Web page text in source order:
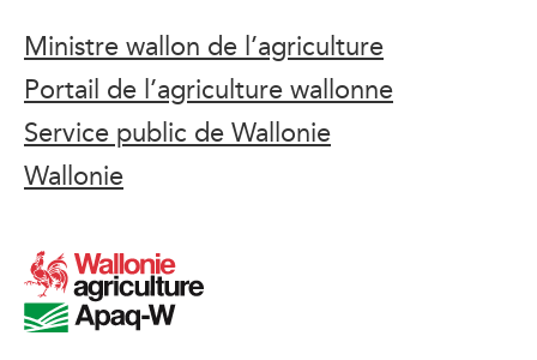
Ministre wallon de l’agriculture
Portail de l’agriculture wallonne
Service public de Wallonie
Wallonie